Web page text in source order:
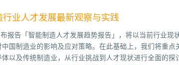
行业人才发展最新观察与实践
报告「智能制造人才发展趋势报告」，将以当前行业
中国制造业的影响及应对策略。在此基础上，我们将重
体以及传统制造业，从行业挑战到人才现状进行全面的